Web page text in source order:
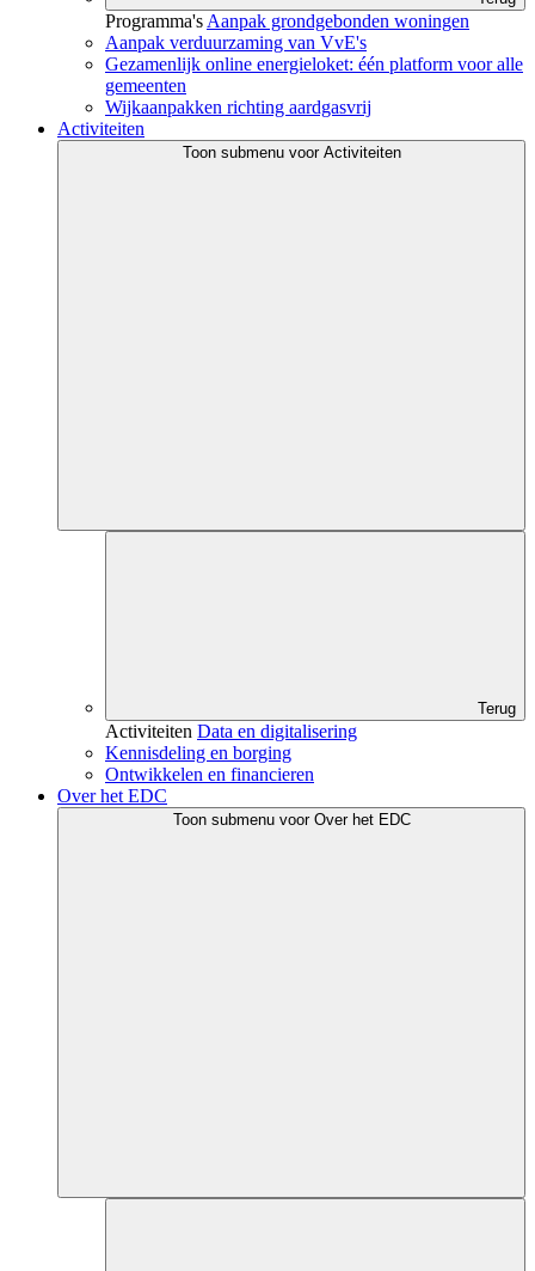
Programma'sAanpak grondgebonden woningen
Aanpak verduurzaming van VvE's
Gezamenlijk online energieloket: één platform voor alle
gemeenten
Wijkaanpakken richting aardgasvrij
Activiteiten
Toon submenu voor Activiteiten
Terug
Activiteiten Data en digitalisering
Kennisdeling en borging
Ontwikkelen en financieren
Over het EDC
Toon submenu voor Over het EDC